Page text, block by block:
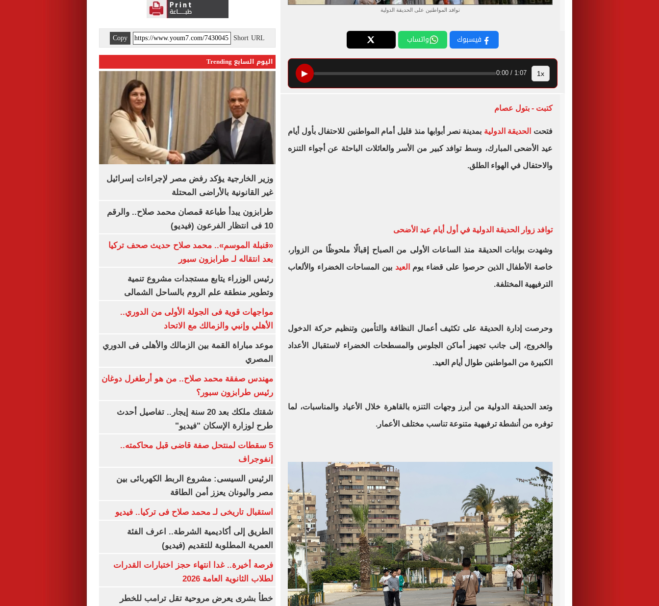
توافد المواطنين على الحديقة الدولية
فيسبوك واتساب
▶ 1:07 / 0:00 1x
كتبت - بتول عصام
فتحت الحديقة الدولية بمدينة نصر أبوابها منذ قليل أمام المواطنين للاحتفال بأول أيام
عيد الأضحى المبارك، وسط توافد كبير من الأسر والعائلات الباحثة عن أجواء التنزه
والاحتفال في الهواء الطلق.
توافد زوار الحديقة الدولية في أول أيام عيد الأضحى
وشهدت بوابات الحديقة منذ الساعات الأولى من الصباح إقبالًا ملحوظًا من الزوار،
خاصة الأطفال الذين حرصوا على قضاء يوم العيدبين المساحات الخضراء والألعاب
الترفيهية المختلفة.
وحرصت إدارة الحديقة على تكثيف أعمال النظافة والتأمين وتنظيم حركة الدخول
والخروج، إلى جانب تجهيز أماكن الجلوس والمسطحات الخضراء لاستقبال الأعداد
الكبيرة من المواطنين طوال أيام العيد.
وتعد الحديقة الدولية من أبرز وجهات التنزه بالقاهرة خلال الأعياد والمناسبات، لما
توفره من أنشطة ترفيهية متنوعة تناسب مختلف الأعمار.
Short URL
Copy
اليوم السابع Trending
وزير الخارجية يؤكد رفض مصر لإجراءات إسرائيل
غير القانونية بالأراضى المحتلة
طرابزون يبدأ طباعة قمصان محمد صلاح.. والرقم
10 فى انتظار الفرعون (فيديو)
«قنبلة الموسم».. محمد صلاح حديث صحف تركيا
بعد انتقاله لـ طرابزون سبور
رئيس الوزراء يتابع مستجدات مشروع تنمية
وتطوير منطقة علم الروم بالساحل الشمالى
مواجهات قوية فى الجولة الأولى من الدوري..
الأهلي وإنبي والزمالك مع الاتحاد
موعد مباراة القمة بين الزمالك والأهلى فى الدوري
المصري
مهندس صفقة محمد صلاح.. من هو أرطغرل دوغان
رئيس طرابزون سبور؟
شقتك ملكك بعد 20 سنة إيجار.. تفاصيل أحدث
طرح لوزارة الإسكان "فيديو"
5 سقطات لمنتحل صفة قاضى قبل محاكمته..
إنفوجراف
الرئيس السيسى: مشروع الربط الكهربائى بين
مصر واليونان يعزز أمن الطاقة
استقبال تاريخى لـ محمد صلاح فى تركيا.. فيديو
الطريق إلى أكاديمية الشرطة.. اعرف الفئة
العمرية المطلوبة للتقديم (فيديو)
فرصة أخيرة.. غدا انتهاء حجز اختبارات القدرات
لطلاب الثانوية العامة 2026
خطأ بشرى يعرض مروحية تقل ترامب للخطر